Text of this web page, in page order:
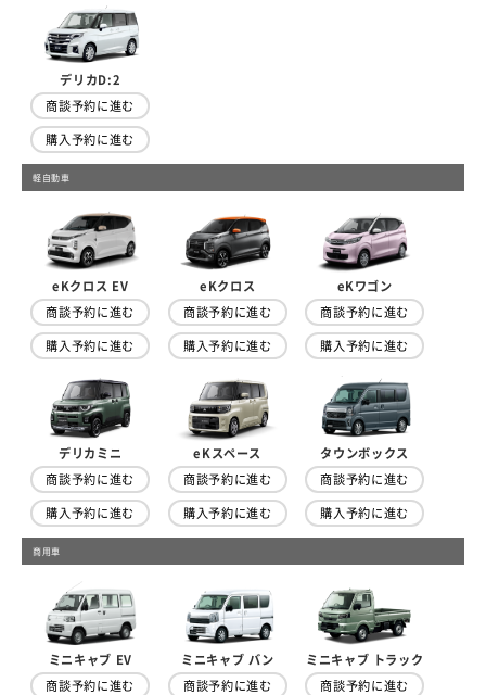
デリカD:2
商談予約に進む
購入予約に進む
軽自動車
eKクロス EV
商談予約に進む
購入予約に進む
eKクロス
商談予約に進む
購入予約に進む
eKワゴン
商談予約に進む
購入予約に進む
デリカミニ
商談予約に進む
購入予約に進む
eKスペース
商談予約に進む
購入予約に進む
タウンボックス
商談予約に進む
購入予約に進む
商用車
ミニキャブ EV
商談予約に進む
ミニキャブ バン
商談予約に進む
ミニキャブ トラック
商談予約に進む